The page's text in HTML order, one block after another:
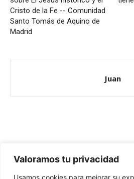
Valoramos tu privacidad
Usamos cookies para mejorar su
Cristo de la Fe -- Comunidad
Santo Tomás de Aquino de
Madrid
Juan
Redes Cristianas